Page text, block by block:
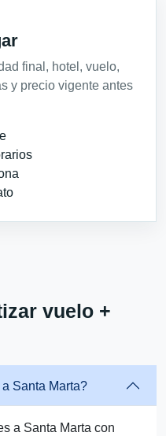
final, hotel, vuelo,
y precio vigente antes
vuelo +
Santa Marta?
a Santa Marta con